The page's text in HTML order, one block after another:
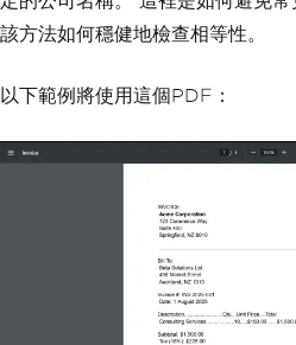
該方法如何穩健地檢查相等性。
以下範例將使用這個PDF：